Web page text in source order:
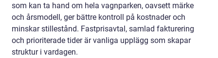
som kan ta hand om hela vagnparken, oavsett märke
och årsmodell, ger bättre kontroll på kostnader och
minskar stillestånd. Fastprisavtal, samlad fakturering
och prioriterade tider är vanliga upplägg som skapar
struktur i vardagen.